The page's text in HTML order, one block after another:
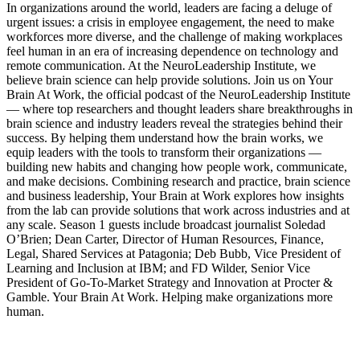
In organizations around the world, leaders are facing a deluge of
urgent issues: a crisis in employee engagement, the need to make
workforces more diverse, and the challenge of making workplaces
feel human in an era of increasing dependence on technology and
remote communication. At the NeuroLeadership Institute, we
believe brain science can help provide solutions. Join us on Your
Brain At Work, the official podcast of the NeuroLeadership Institute
— where top researchers and thought leaders share breakthroughs in
brain science and industry leaders reveal the strategies behind their
success. By helping them understand how the brain works, we
equip leaders with the tools to transform their organizations —
building new habits and changing how people work, communicate,
and make decisions. Combining research and practice, brain science
and business leadership, Your Brain at Work explores how insights
from the lab can provide solutions that work across industries and at
any scale. Season 1 guests include broadcast journalist Soledad
O’Brien; Dean Carter, Director of Human Resources, Finance,
Legal, Shared Services at Patagonia; Deb Bubb, Vice President of
Learning and Inclusion at IBM; and FD Wilder, Senior Vice
President of Go-To-Market Strategy and Innovation at Procter &
Gamble. Your Brain At Work. Helping make organizations more
human.